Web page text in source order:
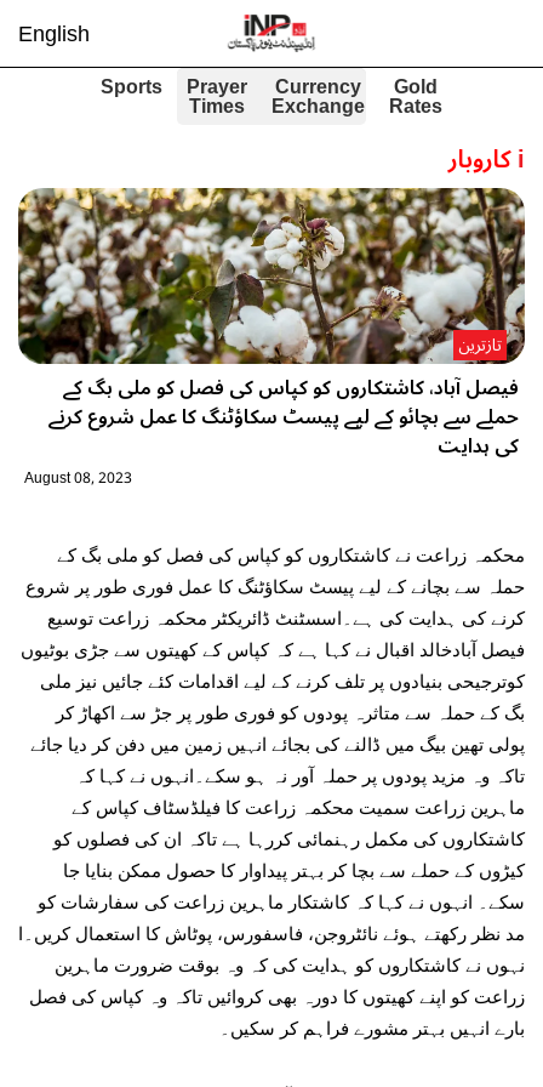
English
Gold
Rates
Currency
Exchange
Prayer
Times
Sports
iکاروبار
فیصل آباد، کاشتکاروں کو کپاس کی فصل کو ملی بگ کے
حملے سے بچائو کے لیے پیسٹ سکاؤٹنگ کا عمل شروع کرنے
کی ہدایت
تازترین
August 08, 2023
محکمہ زراعت نے کاشتکاروں کو کپاس کی فصل کو ملی بگ کے
حملہ سے بچانے کے لیے پیسٹ سکاؤٹنگ کا عمل فوری طور پر شروع
کرنے کی ہدایت کی ہے۔اسسٹنٹ ڈائریکٹر محکمہ زراعت توسیع
فیصل آبادخالد اقبال نے کہا ہے کہ کپاس کے کھیتوں سے جڑی بوٹیوں
کوترجیحی بنیادوں پر تلف کرنے کے لیے اقدامات کئے جائیں نیز ملی
بگ کے حملہ سے متاثرہ پودوں کو فوری طور پر جڑ سے اکھاڑ کر
پولی تھین بیگ میں ڈالنے کی بجائے انہیں زمین میں دفن کر دیا جائے
تاکہ وہ مزید پودوں پر حملہ آور نہ ہو سکے۔انہوں نے کہا کہ
ماہرین زراعت سمیت محکمہ زراعت کا فیلڈسٹاف کپاس کے
کاشتکاروں کی مکمل رہنمائی کررہا ہے تاکہ ان کی فصلوں کو
کیڑوں کے حملے سے بچا کر بہتر پیداوار کا حصول ممکن بنایا جا
سکے۔ انہوں نے کہا کہ کاشتکار ماہرین زراعت کی سفارشات کو
مد نظر رکھتے ہوئے نائٹروجن، فاسفورس، پوٹاش کا استعمال کریں۔ا
نہوں نے کاشتکاروں کو ہدایت کی کہ وہ بوقت ضرورت ماہرین
زراعت کو اپنے کھیتوں کا دورہ بھی کروائیں تاکہ وہ کپاس کی فصل
بارے انہیں بہتر مشورے فراہم کر سکیں۔